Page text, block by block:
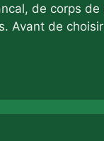
de corps
Avant de